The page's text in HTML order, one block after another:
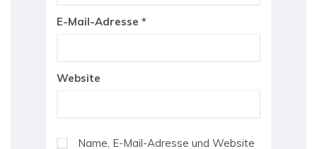
E-Mail-Adresse *
Website
Name, E-Mail-Adresse und Website